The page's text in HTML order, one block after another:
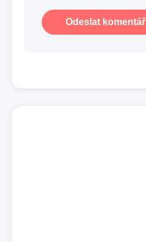
Odeslat komentář